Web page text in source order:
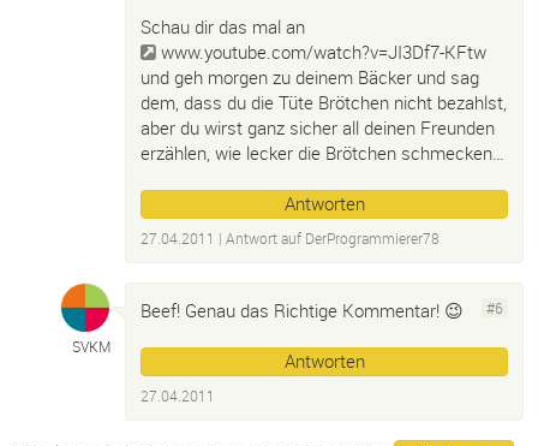
Schau dir das mal an
www.youtube.com/watch?v=JI3Df7-KFtw
und geh morgen zu deinem Bäcker und sag
dem, dass du die Tüte Brötchen nicht bezahlst,
aber du wirst ganz sicher all deinen Freunden
erzählen, wie lecker die Brötchen schmecken…
Antworten
27.04.2011 | Antwort auf DerProgrammierer78
SVKM
#6
Beef! Genau das Richtige Kommentar! 😉
Antworten
27.04.2011